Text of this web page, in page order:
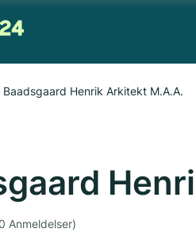
Baadsgaard Henrik Arkitekt M.A.A.
Anmeldelser)